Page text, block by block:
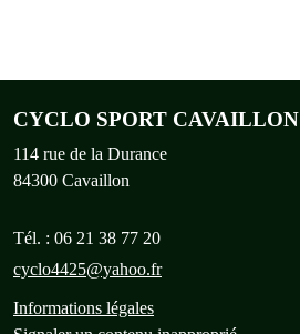
CYCLO SPORT CAVAILLON
114 rue de la Durance
84300 Cavaillon
Tél. : 06 21 38 77 20
cyclo4425@yahoo.fr
Informations légales